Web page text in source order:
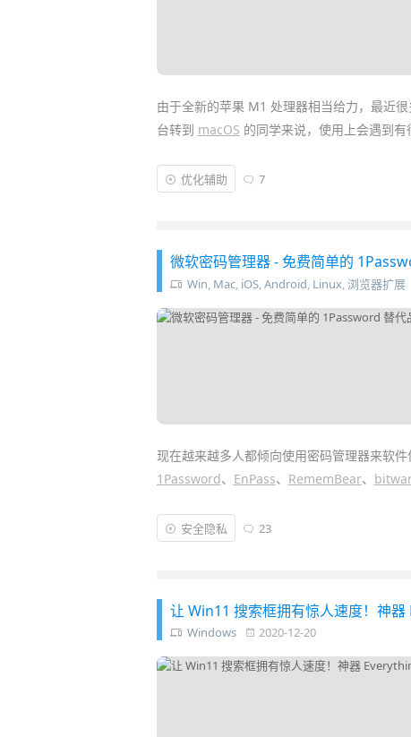
由于全新的苹果 M1 处理器相当给力，最近
台转到 macOS 的同学来说，使用上会遇到有
比如，在Windows资源管理器上的鼠标右键
夹、剪切文件等等，但在 macOS 系统默认是
优化辅助 7
微软密码管理器 - 免费简单的
Win, Mac, iOS,Android, Linux,浏览器扩展
现在越来越多人都倾向使用密码管理器来软
1Password、 EnPass、 RememBear、
而最近 微软在发布了全新的 Edge 浏览器
进行了一轮大升级
安全隐私 23
让 Win11 搜索框拥有惊人速度！神
Windows 2020-12-20